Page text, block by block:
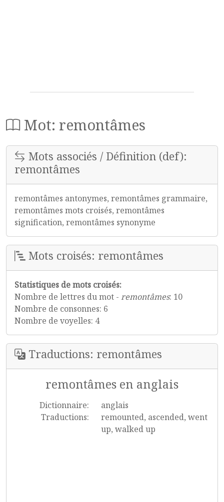
Mot: remontâmes
Mots associés / Définition (def):
remontâmes
remontâmes antonymes, remontâmes grammaire,
remontâmes mots croisés, remontâmes
signification, remontâmes synonyme
Mots croisés: remontâmes
Statistiques de mots croisés:
Nombre de lettres du mot - remontâmes: 10
Nombre de consonnes: 6
Nombre de voyelles: 4
Traductions: remontâmes
remontâmes en anglais
Dictionnaire:
anglais
Traductions:
remounted, ascended, went
up, walked up